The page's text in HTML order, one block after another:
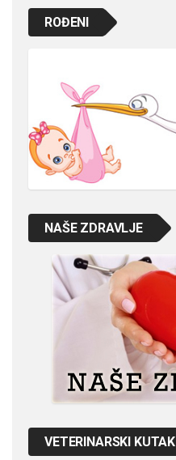
ROĐENI
NAŠE ZDRAVLJE
VETERINARSKI KUTAK